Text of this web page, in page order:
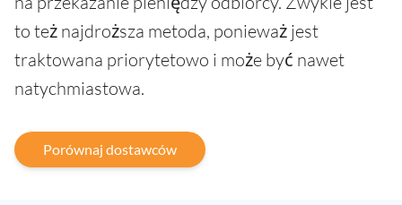
to też najdroższa metoda, ponieważ jest
traktowana priorytetowo i może być nawet
natychmiastowa.
Porównaj dostawców